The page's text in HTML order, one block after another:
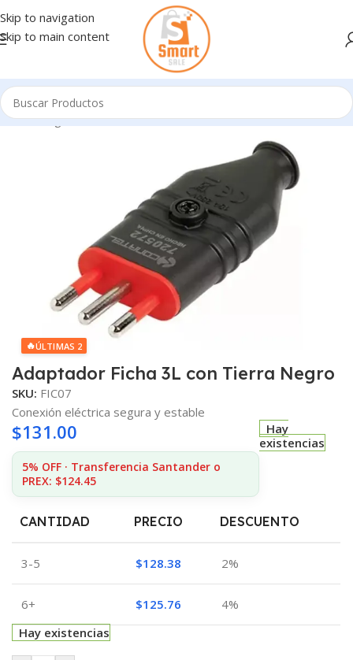
Skip to navigation
Skip to main content
Inicio/Ingresando
🔥ÚLTIMAS 2
Adaptador Ficha 3L con Tierra Negro
SKU: FIC07
Conexión eléctrica segura y estable
$131.00
5% OFF · Transferencia Santander o
PREX: $124.45
Hay
existencias
CANTIDAD PRECIO DESCUENTO
3-5 $128.38 2%
6+ $125.76
4%
Hay existencias